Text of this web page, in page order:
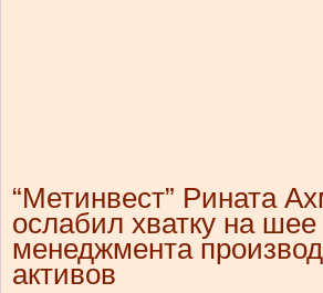
“Метинвест” Рината
ослабил хватку на шее
менеджмента
активов